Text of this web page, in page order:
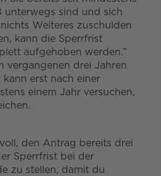
unterwegs sind und sich
Weiteres zuschulden
kann die Sperrfrist
aufgehoben werden.”
vergangenen drei Jahren
erst nach einer
einem Jahr versuchen,
den Antrag bereits drei
Sperrfrist bei der
zu stellen, damit du